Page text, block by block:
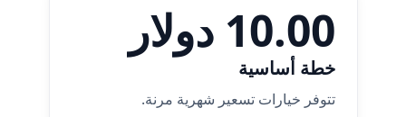
خطة أساسية
تتوفر خيارات تسعير شهرية مرنة.
10.00 دولار